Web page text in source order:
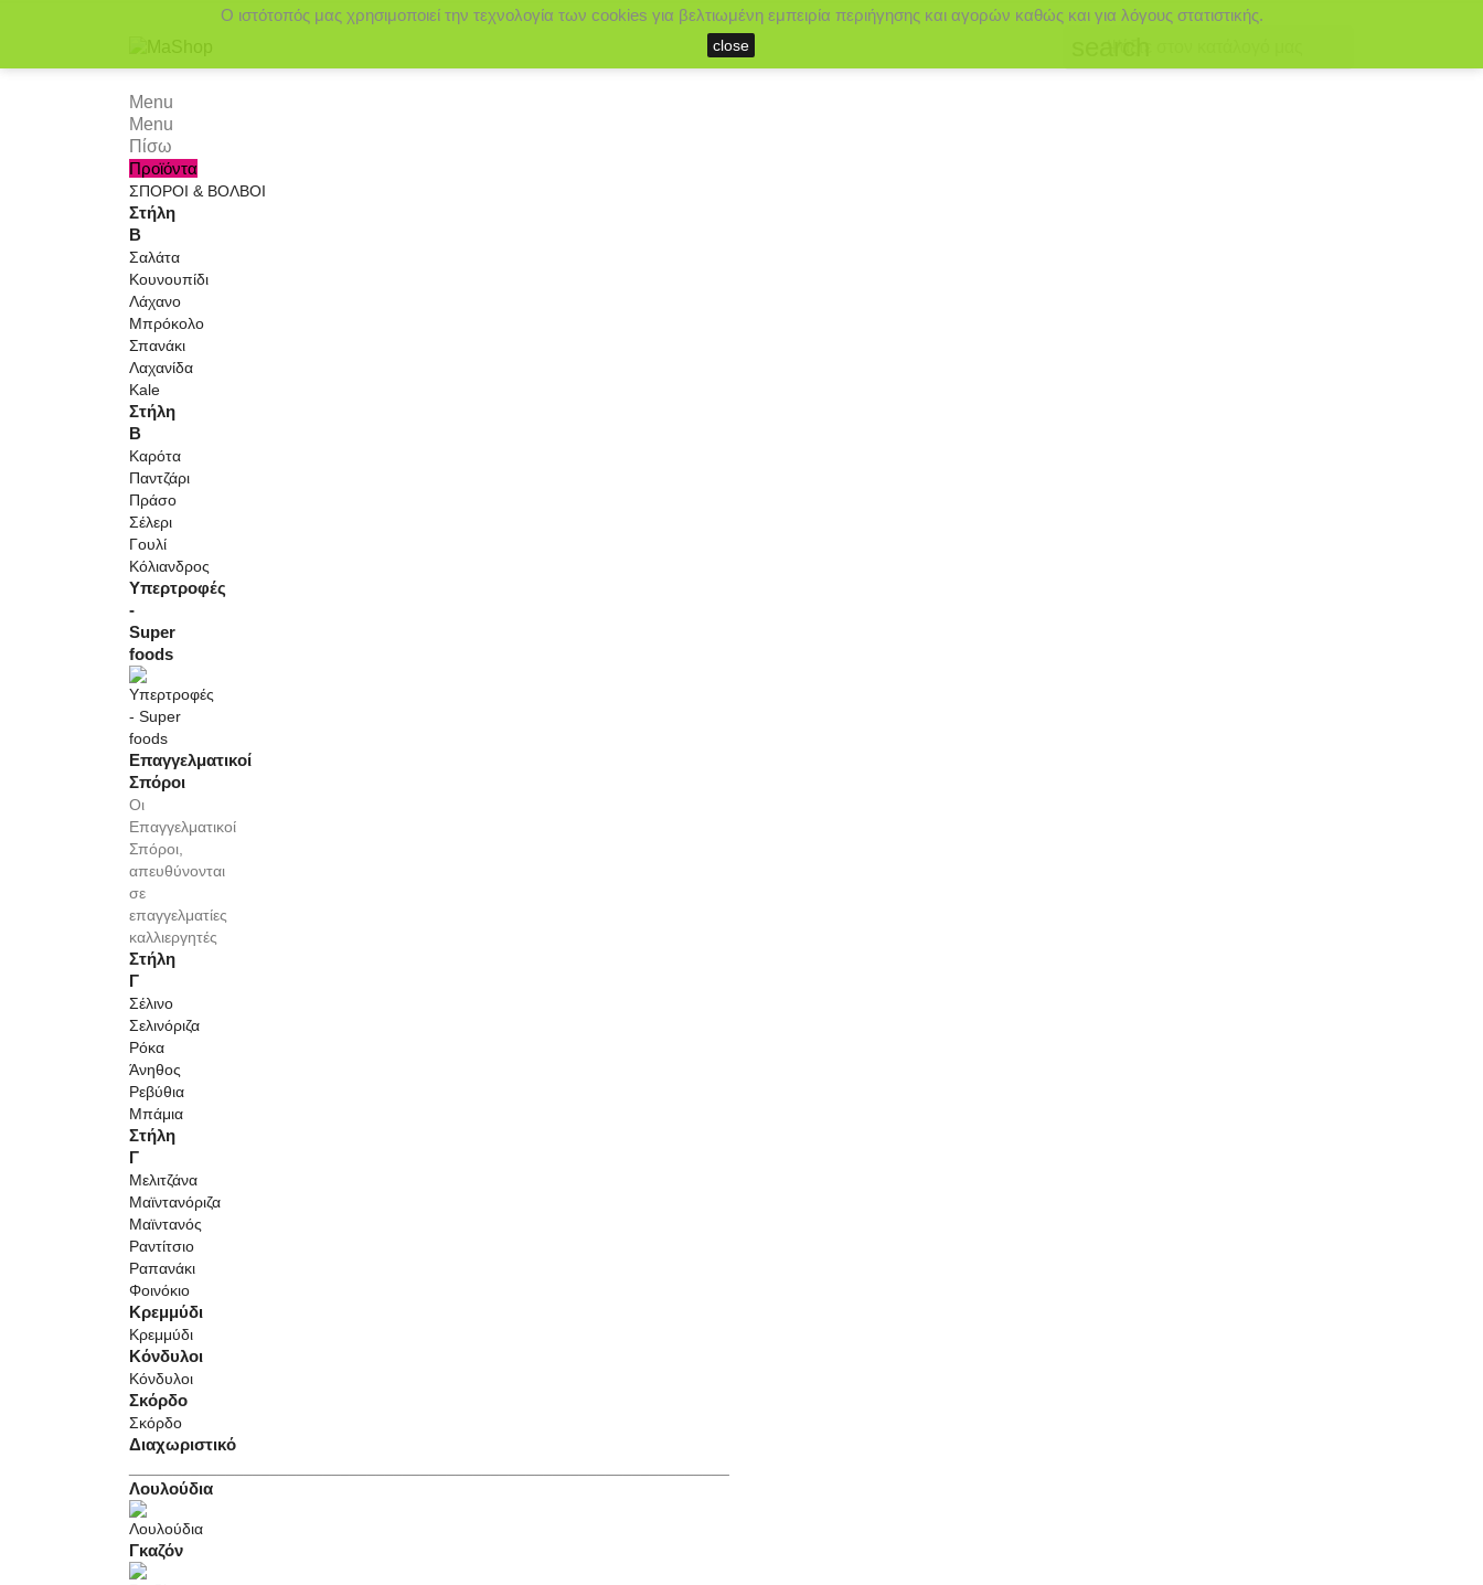
Menu
Menu
Πίσω
Προϊόντα
ΣΠΟΡΟΙ & ΒΟΛΒΟΙ
Στήλη
Β
Σαλάτα
Κουνουπίδι
Λάχανο
Μπρόκολο
Σπανάκι
Λαχανίδα
Kale
Στήλη
Β
Καρότα
Παντζάρι
Πράσο
Σέλερι
Γουλί
Κόλιανδρος
Υπερτροφές
-
Super
foods
Επαγγελματικοί
Σπόροι
Οι
Επαγγελματικοί
Σπόροι,
απευθύνονται
σε
επαγγελματίες
καλλιεργητές
Στήλη
Γ
Σέλινο
Σελινόριζα
Ρόκα
Άνηθος
Ρεβύθια
Μπάμια
Στήλη
Γ
Μελιτζάνα
Μαϊντανόριζα
Μαϊντανός
Ραντίτσιο
Ραπανάκι
Φοινόκιο
Κρεμμύδι
Κρεμμύδι
Κόνδυλοι
Κόνδυλοι
Σκόρδο
Σκόρδο
Διαχωριστικό
Λουλούδια
Γκαζόν
Ο ιστότοπός μας χρησιμοποιεί την τεχνολογία των cookies για βελτιωμένη εμπειρία περιήγησης και αγορών καθώς και για λόγους στατιστικής.
close